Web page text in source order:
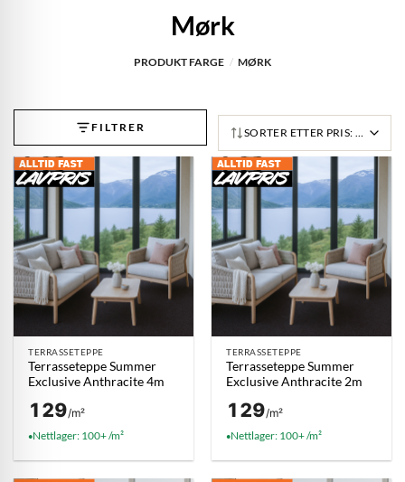
Mørk
PRODUKT FARGE / MØRK
FILTRER SORTER ETTER PRIS: LAV TIL
TERRASSETEPPE
Terrasseteppe Summer
Exclusive Anthracite 4m
129/m²
●Nettlager: 100+ /m²
TERRASSETEPPE
Terrasseteppe Summer
Exclusive Anthracite 2m
129/m²
●Nettlager: 100+ /m²